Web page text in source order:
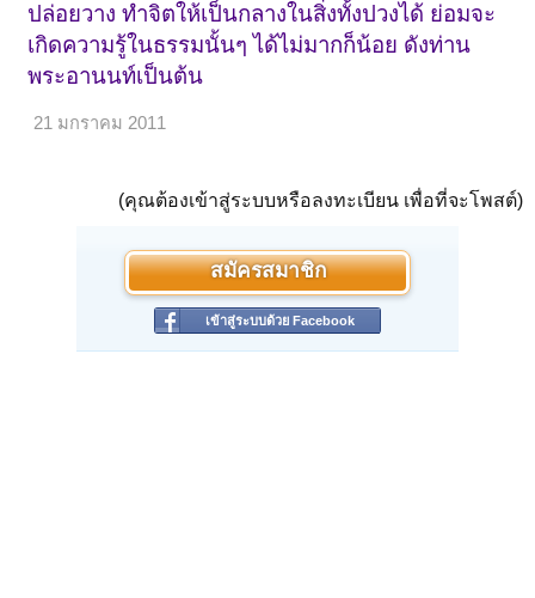
ปล่อยวาง ทำจิตให้เป็นกลางในสิ่งทั้งปวงได้ ย่อมจะ
เกิดความรู้ในธรรมนั้นๆ ได้ไม่มากก็น้อย ดังท่าน
พระอานนท์เป็นต้น
21 มกราคม 2011
(คุณต้องเข้าสู่ระบบหรือลงทะเบียน เพื่อที่จะโพสต์)
สมัครสมาชิก
เข้าสู่ระบบด้วย Facebook